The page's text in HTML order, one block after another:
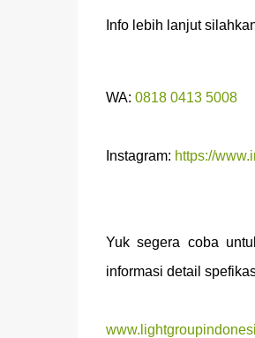
Info lebih lanjut
WA: 0818 0413 5008
Instagram: https://
Yuk segera coba
informasi detail